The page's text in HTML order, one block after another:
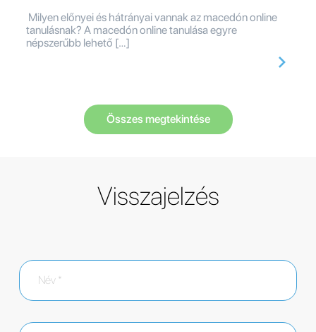
Milyen előnyei és hátrányai vannak az macedón online
tanulásnak? A macedón online tanulása egyre
népszerűbb lehető […]
Összes megtekintése
Visszajelzés